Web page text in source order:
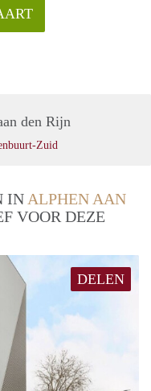
den Rijn
Zuid
IN ALPHEN AAN
VOOR DEZE
DELEN